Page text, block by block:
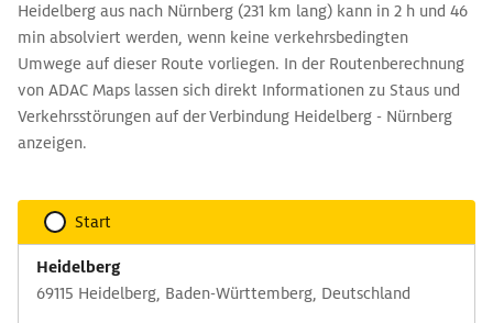
Heidelberg aus nach Nürnberg (231 km lang) kann in 2 h und 46
min absolviert werden, wenn keine verkehrsbedingten
Umwege auf dieser Route vorliegen. In der Routenberechnung
von ADAC Maps lassen sich direkt Informationen zu Staus und
Verkehrsstörungen auf der Verbindung Heidelberg - Nürnberg
anzeigen.
Start
Heidelberg
69115 Heidelberg, Baden-Württemberg, Deutschland